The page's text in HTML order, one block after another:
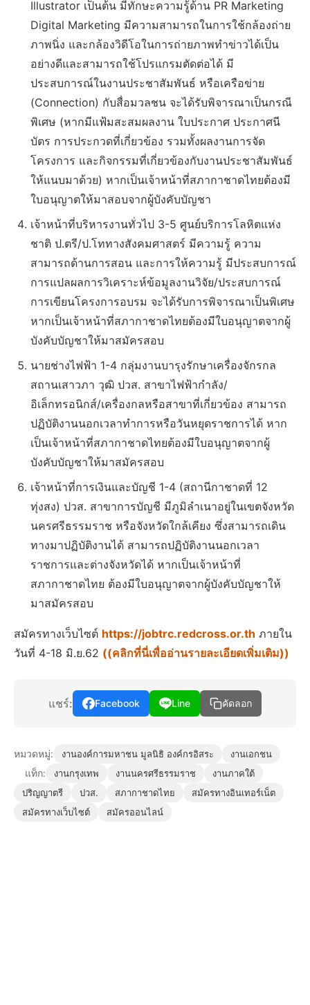
Illustrator เป็นต้น มีทักษะความรู้ด้าน PR Marketing
Digital Marketing มีความสามารถในการใช้กล้องถ่าย
ภาพนิ่ง และกล้องวิดีโอในการถ่ายภาพทำข่าวได้เป็น
อย่างดีและสามารถใช้โปรแกรมตัดต่อได้ มี
ประสบการณ์ในงานประชาสัมพันธ์ หรือเครือข่าย
(Connection) กับสื่อมวลชน จะได้รับพิจารณาเป็นกรณี
พิเศษ (หากมีแฟ้มสะสมผลงาน ใบประกาศ ประกาศนี
บัตร การประกวดที่เกี่ยวข้อง รวมทั้งผลงานการจัด
โครงการ และกิจกรรมที่เกี่ยวข้องกับงานประชาสัมพันธ์
ให้แนบมาด้วย) หากเป็นเจ้าหน้าที่สภากาชาดไทยต้องมี
ใบอนุญาตให้มาสอบจากผู้บังคับบัญชา
เจ้าหน้าที่บริหารงานทั่วไป 3-5 ศูนย์บริการโลหิตแห่ง
ชาติ ป.ตรี/ป.โททางสังคมศาสตร์ มีความรู้ ความ
สามารถด้านการสอน และการให้ความรู้ มีประสบการณ์
การแปลผลการวิเคราะห์ข้อมูลงานวิจัย/ประสบการณ์
การเขียนโครงการอบรม จะได้รับการพิจารณาเป็นพิเศษ
หากเป็นเจ้าหน้าที่สภากาชาดไทยต้องมีใบอนุญาตจากผู้
บังคับบัญชาให้มาสมัครสอบ
นายช่างไฟฟ้า 1-4 กลุ่มงานบารุงรักษาเครื่องจักรกล
สถานเสาวภา วุฒิ ปวส. สาขาไฟฟ้ากำลัง/
อิเล็กทรอนิกส์/เครื่องกลหรือสาขาที่เกี่ยวข้อง สามารถ
ปฏิบัติงานนอกเวลาทำการหรือวันหยุดราชการได้ หาก
เป็นเจ้าหน้าที่สภากาชาดไทยต้องมีใบอนุญาตจากผู้
บังคับบัญชาให้มาสมัครสอบ
เจ้าหน้าที่การเงินและบัญชี 1-4 (สถานีกาชาดที่ 12
ทุ่งสง) ปวส. สาขาการบัญชี มีภูมิลำเนาอยู่ในเขตจังหวัด
นครศรีธรรมราช หรือจังหวัดใกล้เคียง ซึ่งสามารถเดิน
ทางมาปฏิบัติงานได้ สามารถปฏิบัติงานนอกเวลา
ราชการและต่างจังหวัดได้ หากเป็นเจ้าหน้าที่
สภากาชาดไทย ต้องมีใบอนุญาตจากผู้บังคับบัญชาให้
มาสมัครสอบ
สมัครทางเว็บไซต์ https://jobtrc.redcross.or.th ภายใน
วันที่ 4-18 มิ.ย.62 ((คลิกที่นี่เพื่ออ่านรายละเอียดเพิ่มเติม))
แชร์: Facebook Line คัดลอก
หมวดหมู่: งานองค์การมหาชน มูลนิธิ องค์กรอิสระ งานเอกชน
แท็ก: งานกรุงเทพ งานนครศรีธรรมราช
งานภาคใต้
ปริญญาตรี
ปวส. สภากาชาดไทย
สมัครทางอินเทอร์เน็ต
สมัครทางเว็บไซต์
สมัครออนไลน์